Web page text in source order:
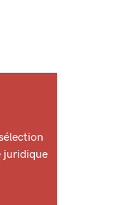
juridique